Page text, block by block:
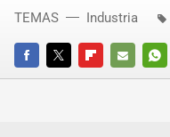
FACEBOOKTWITTERFLIPBOARD
E-
TEMAS Industria